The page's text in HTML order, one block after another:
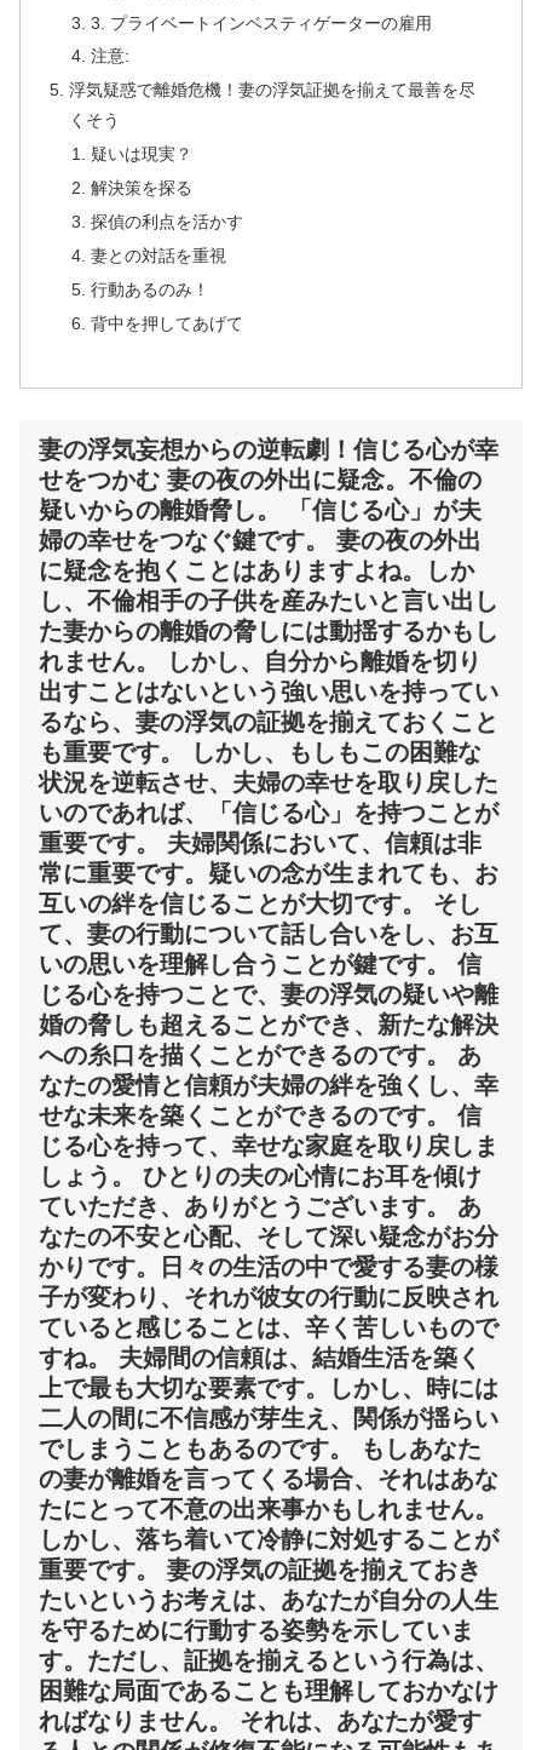
3. プライベートインベスティゲーターの雇用
注意:
浮気疑惑で離婚危機！妻の浮気証拠を揃えて最善を尽
くそう
疑いは現実？
解決策を探る
探偵の利点を活かす
妻との対話を重視
行動あるのみ！
背中を押してあげて
妻の浮気妄想からの逆転劇！信じる心が幸
せをつかむ 妻の夜の外出に疑念。不倫の
疑いからの離婚脅し。 「信じる心」が夫
婦の幸せをつなぐ鍵です。 妻の夜の外出
に疑念を抱くことはありますよね。しか
し、不倫相手の子供を産みたいと言い出し
た妻からの離婚の脅しには動揺するかもし
れません。 しかし、自分から離婚を切り
出すことはないという強い思いを持ってい
るなら、妻の浮気の証拠を揃えておくこと
も重要です。 しかし、もしもこの困難な
状況を逆転させ、夫婦の幸せを取り戻した
いのであれば、「信じる心」を持つことが
重要です。 夫婦関係において、信頼は非
常に重要です。疑いの念が生まれても、お
互いの絆を信じることが大切です。 そし
て、妻の行動について話し合いをし、お互
いの思いを理解し合うことが鍵です。 信
じる心を持つことで、妻の浮気の疑いや離
婚の脅しも超えることができ、新たな解決
への糸口を描くことができるのです。 あ
なたの愛情と信頼が夫婦の絆を強くし、幸
せな未来を築くことができるのです。 信
じる心を持って、幸せな家庭を取り戻しま
しょう。 ひとりの夫の心情にお耳を傾け
ていただき、ありがとうございます。 あ
なたの不安と心配、そして深い疑念がお分
かりです。日々の生活の中で愛する妻の様
子が変わり、それが彼女の行動に反映され
ていると感じることは、辛く苦しいもので
すね。 夫婦間の信頼は、結婚生活を築く
上で最も大切な要素です。しかし、時には
二人の間に不信感が芽生え、関係が揺らい
でしまうこともあるのです。 もしあなた
の妻が離婚を言ってくる場合、それはあな
たにとって不意の出来事かもしれません。
しかし、落ち着いて冷静に対処することが
重要です。 妻の浮気の証拠を揃えておき
たいというお考えは、あなたが自分の人生
を守るために行動する姿勢を示していま
す。ただし、証拠を揃えるという行為は、
困難な局面であることも理解しておかなけ
ればなりません。 それは、あなたが愛す